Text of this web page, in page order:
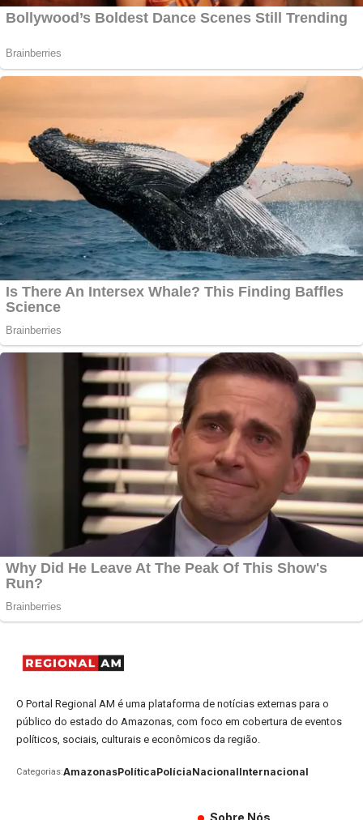
O Portal Regional AM é uma plataforma de notícias externas para o
público do estado do Amazonas, com foco em cobertura de eventos
políticos, sociais, culturais e econômicos da região.
Categorias:AmazonasPolíticaPolíciaNacionalInternacional